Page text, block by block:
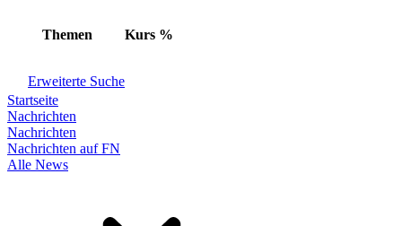
Themen Kurs %
Erweiterte Suche
Startseite
Nachrichten
Nachrichten
Nachrichten auf FN
Alle News